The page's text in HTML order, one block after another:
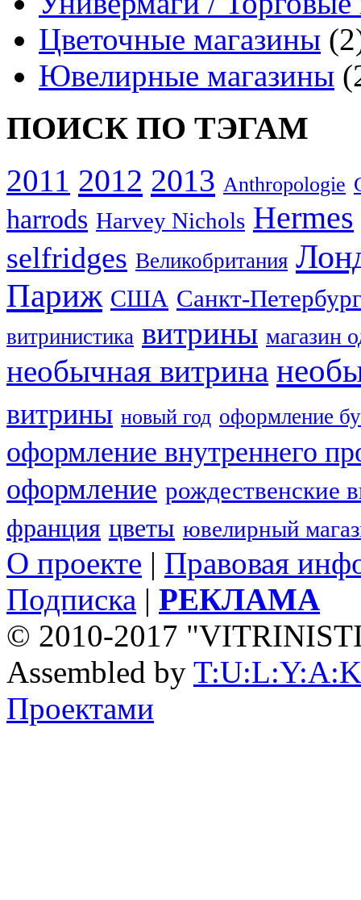
Цветочные магазины
Ювелирные магазины
ПОИСК ПО ТЭГАМ
2011 2012 2013 Anthropologie
harrods Harvey Nichols Hermes
selfridges Великобритания
Париж США Санкт-
витринистика витрины магазин
необычная витрина
витрины новый год оформление
оформление внутреннего
оформление рождественские
франция цветы ювелирный
О проекте | Правовая
Подписка | РЕКЛАМА
© 2010-2017
Assembled by
Проектами